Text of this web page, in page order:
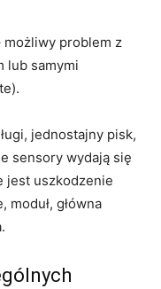
możliwy problem z
lub samymi
jednostajny pisk,
sensory wydają się
jest uszkodzenie
główna